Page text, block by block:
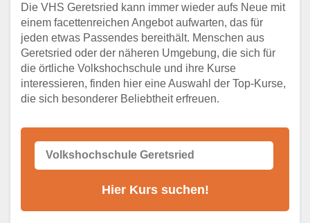
Telefonnummer
Stellenangebote der Volkshochschule
Geretsried
Online-Kurse – Alternative Angebote zum
VHS-Kurs
Alternativen zum VHS Programm 2026 in
Die VHS Geretsried kann immer wieder aufs Neue mit
einem facettenreichen Angebot aufwarten, das für
jeden etwas Passendes bereithält. Menschen aus
Geretsried oder der näheren Umgebung, die sich für
die örtliche Volkshochschule und ihre Kurse
interessieren, finden hier eine Auswahl der Top-Kurse,
die sich besonderer Beliebtheit erfreuen.